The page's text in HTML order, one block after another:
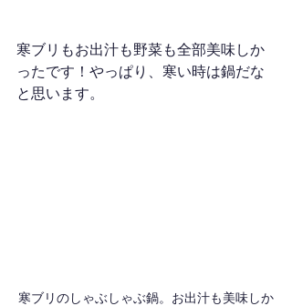
寒ブリもお出汁も野菜も全部美味しか
ったです！やっぱり、寒い時は鍋だな
と思います。
寒ブリのしゃぶしゃぶ鍋。お出汁も美味しか